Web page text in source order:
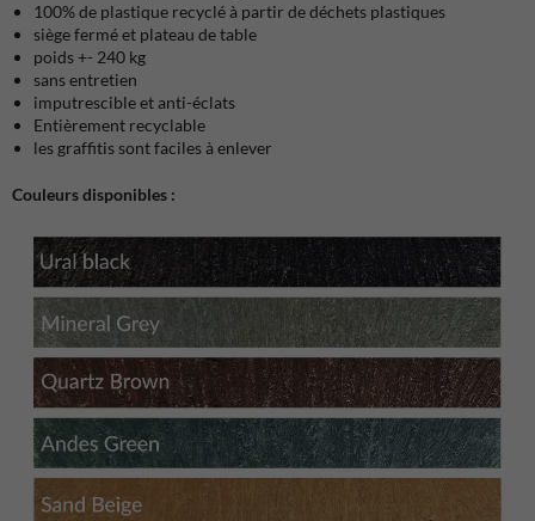
100% de plastique recyclé à partir de déchets plastiques
siège fermé et plateau de table
poids +- 240 kg
sans entretien
imputrescible et anti-éclats
Entièrement recyclable
les graffitis sont faciles à enlever
Couleurs disponibles :